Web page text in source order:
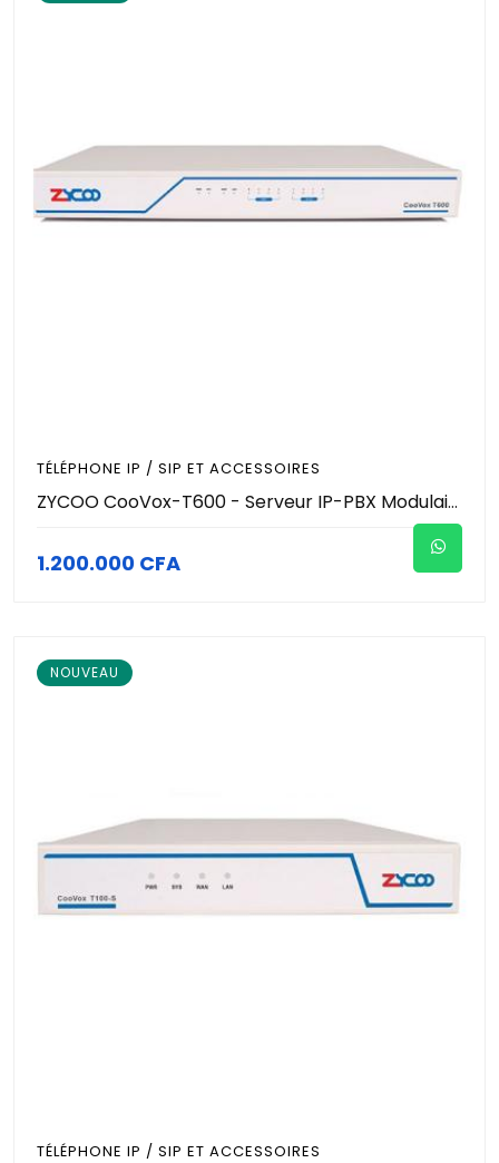
TÉLÉPHONE IP / SIP ET ACCESSOIRES
ZYCOO CooVox-T600 - Serveur IP-PBX Modulaire - 600 Utilisateurs / Extensions - 100 Appels Simultanés - 4 Slots d'Extension - Rackable 1U - Standard VoIP Entreprise Pro
1.200.000 CFA
NOUVEAU
TÉLÉPHONE IP / SIP ET ACCESSOIRES